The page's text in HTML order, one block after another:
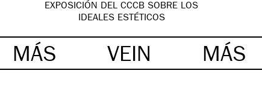
EXPOSICIÓN DEL CCCB SOBRE LOS
IDEALES ESTÉTICOS
MÁS VEIN MÁS